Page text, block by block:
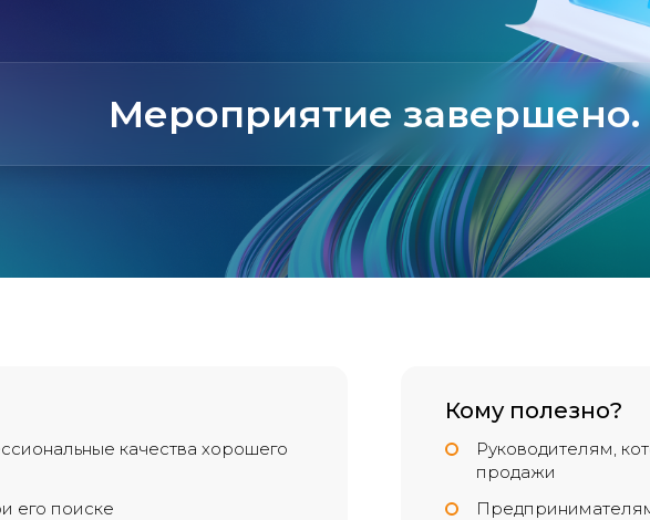
Мероприятие завершено.
качества хорошего
его поиске
Кому полезно?
Руководителям,
продажи